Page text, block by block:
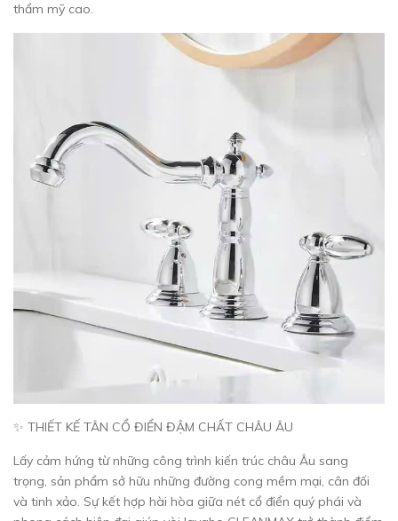
thẩm mỹ cao.
✨ THIẾT KẾ TÂN CỔ ĐIỂN ĐẬM CHẤT CHÂU ÂU
Lấy cảm hứng từ những công trình kiến trúc châu Âu sang
trọng, sản phẩm sở hữu những đường cong mềm mại, cân đối
và tinh xảo. Sự kết hợp hài hòa giữa nét cổ điển quý phái và